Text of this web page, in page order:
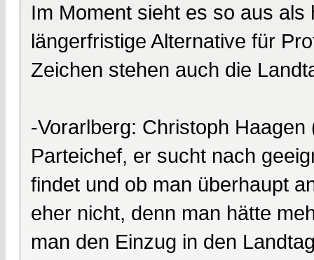
Im Moment sieht es so aus
längerfristige Alternative für
Zeichen stehen auch die
-Vorarlberg: Christoph
Parteichef, er sucht nach
findet und ob man überhaupt
eher nicht, denn man hätte
man den Einzug in den